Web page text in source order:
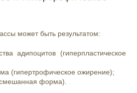
может быть результатом:
адипоцитов (гиперпластическое
(гипертрофическое ожирение);
форма).